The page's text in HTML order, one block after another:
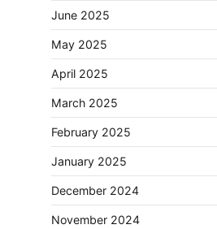
June 2025
May 2025
April 2025
March 2025
February 2025
January 2025
December 2024
November 2024